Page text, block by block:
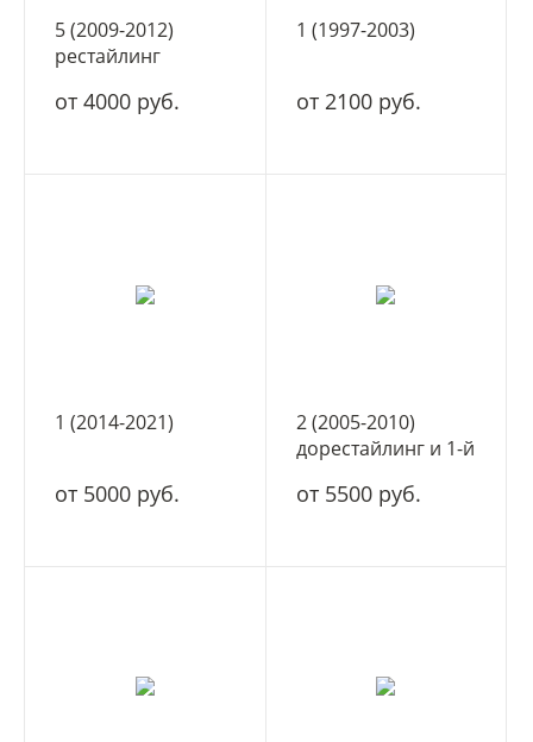
5 (2009-2012)
рестайлинг
от 4000 руб.
1 (1997-2003)
от 2100 руб.
1 (2014-2021)
от 5000 руб.
2 (2005-2010)
дорестайлинг и 1-й
от 5500 руб.